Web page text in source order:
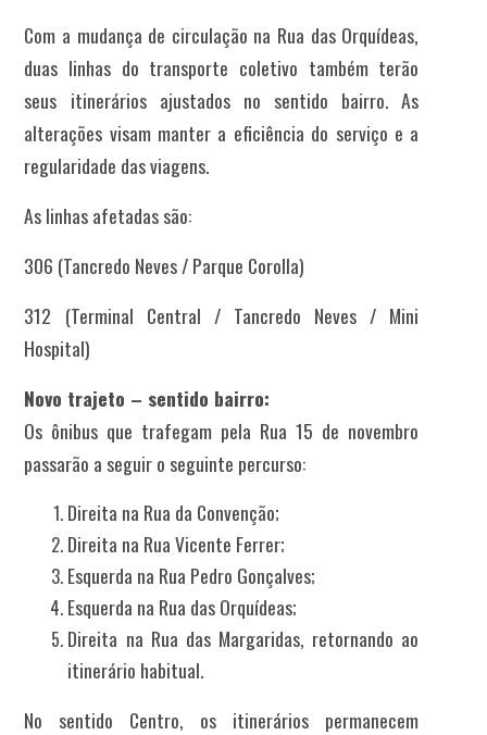
Com a mudança de circulação na Rua das Orquídeas,
duas linhas do transporte coletivo também terão
seus itinerários ajustados no sentido bairro. As
alterações visam manter a eficiência do serviço e a
regularidade das viagens.
As linhas afetadas são:
306 (Tancredo Neves / Parque Corolla)
312 (Terminal Central / Tancredo Neves / Mini
Hospital)
Novo trajeto – sentido bairro:
Os ônibus que trafegam pela Rua 15 de novembro
passarão a seguir o seguinte percurso:
Direita na Rua da Convenção;
Direita na Rua Vicente Ferrer;
Esquerda na Rua Pedro Gonçalves;
Esquerda na Rua das Orquídeas;
Direita na Rua das Margaridas, retornando ao
itinerário habitual.
No sentido Centro, os itinerários permanecem